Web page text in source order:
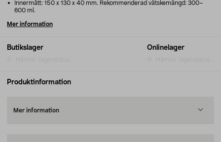
Butikslager Onlinelager
Innermått: 150 x 130 x 40 mm. Rekommenderad vätskemängd: 300–
600 ml.
Mer information
Produktinformation
Mer information